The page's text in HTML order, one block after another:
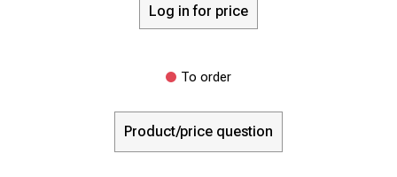
Log in for price
To order
Product/price question